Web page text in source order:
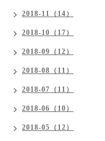
2018-11（14）
2018-10（17）
2018-09（12）
2018-08（11）
2018-07（11）
2018-06（10）
2018-05（12）